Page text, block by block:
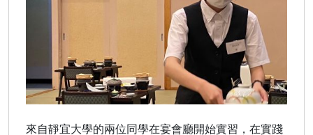
來自靜宜大學的兩位同學在宴會廳開始實習，在實踐